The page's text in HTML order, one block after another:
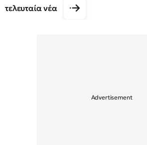
τελευταία νέα